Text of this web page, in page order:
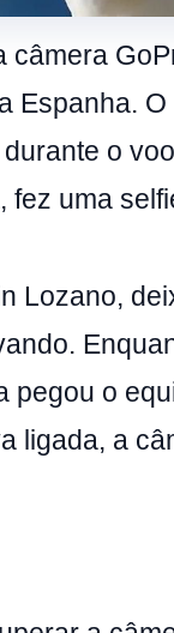
câmera
Espanha.
o
fez uma
Lozano,
pegou o
ligada, a